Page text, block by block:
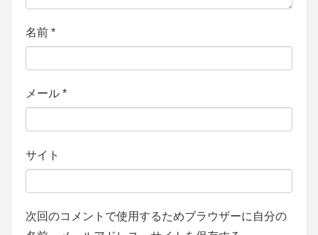
名前 *
メール *
サイト
次回のコメントで使用するためブラウザーに自分の